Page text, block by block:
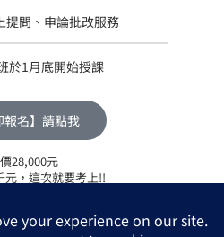
提問、申論批改服務
於1月底開始授課
報名】請點我
28,000元
元，這次就要考上!!